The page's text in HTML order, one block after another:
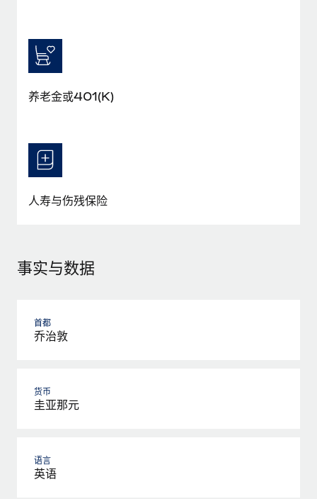
养老金或401(K)
人寿与伤残保险
事实与数据
首都
乔治敦
货币
圭亚那元
语言
英语